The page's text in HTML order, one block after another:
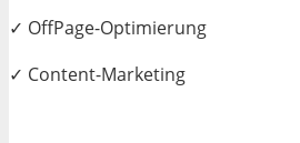
✓ OffPage-Optimierung
✓ Content-Marketing